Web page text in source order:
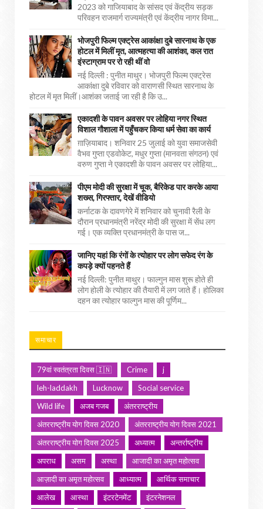
2023 को गाजियाबाद के सांसद एवं केंद्रीय सड़क
परिवहन राजमार्ग राज्यमंत्री एवं केंद्रीय नागर विमा...
भोजपुरी फिल्म एक्ट्रेस आकांक्षा दुबे सारनाथ के एक
होटल में मिलीं मृत, आत्महत्या की आशंका, कल रात
इंस्टाग्राम पर रो रही थीं वो
नई दिल्ली : पुनीत माथुर। भोजपुरी फिल्म एक्ट्रेस
आकांक्षा दुबे रविवार को वाराणसी स्थित सारनाथ के
होटल में मृत मिलीं।आशंका जताई जा रही है कि उ...
एकादशी के पावन अवसर पर लोहिया नगर स्थित
विशाल गौशाला में पहुँचकर किया धर्म सेवा का कार्य
ग़ाज़ियाबाद। शनिवार 25 जुलाई को युवा समाजसेवी
वैभव गुप्ता एडवोकेट, मधुर गुप्ता (मानवता संगठन) एवं
वरुण गुप्ता ने एकादशी के पावन अवसर पर लोहिया...
पीएम मोदी की सुरक्षा में चूक, बैरिकेड पार करके आया
शख्स, गिरफ्तार, देखें वीडियो
कर्नाटक के दावणगेरे में शनिवार को चुनावी रैली के
दौरान प्रधानमंत्री नरेंद्र मोदी की सुरक्षा में सेंध लग
गई। एक व्यक्ति प्रधानमंत्री के पास ज...
जानिए यहां कि रंगों के त्योहार पर लोग सफेद रंग के
कपड़े क्यों पहनते हैं
नई दिल्ली: पुनीत माथुर। फाल्गुन मास शुरू होते ही
लोग होली के त्योहार की तैयारी में लग जाते हैं। होलिका
दहन का त्योहार फाल्गुन मास की पूर्णिम...
समाचार
79वां स्वतंत्रता दिवस 🇮🇳 Crime
j
leh-laddakh
Lucknow
Social service
Wild life
अजब गजब
अंतरराष्ट्रीय
अंतरराष्ट्रीय योग दिवस 2020
अंतरराष्ट्रीय योग दिवस 2021
अंतरराष्ट्रीय योग दिवस 2025
अध्यात्म
अन्तर्राष्ट्रीय
अपराध
असम अस्था
आजादी का अमृत महोत्सव
आज़ादी का अमृत महोत्सव
आध्यात्म
आर्थिक समाचार
आलेख
आस्था इंटरटेनमेंट
इंटरनेशनल